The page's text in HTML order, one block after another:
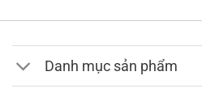
Danh mục sản phẩm